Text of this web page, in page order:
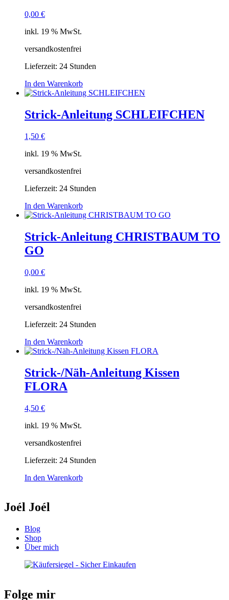
0,00 €
inkl. 19 % MwSt.
versandkostenfrei
Lieferzeit: 24 Stunden
In den Warenkorb
Strick-Anleitung SCHLEIFCHEN
1,50 €
inkl. 19 % MwSt.
versandkostenfrei
Lieferzeit: 24 Stunden
In den Warenkorb
Strick-Anleitung CHRISTBAUM TO
GO
0,00 €
inkl. 19 % MwSt.
versandkostenfrei
Lieferzeit: 24 Stunden
In den Warenkorb
Strick-/Näh-Anleitung Kissen
FLORA
4,50 €
inkl. 19 % MwSt.
versandkostenfrei
Lieferzeit: 24 Stunden
In den Warenkorb
Joél Joél
Blog
Shop
Über mich
Folge mir